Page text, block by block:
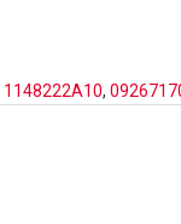
1148222A10,